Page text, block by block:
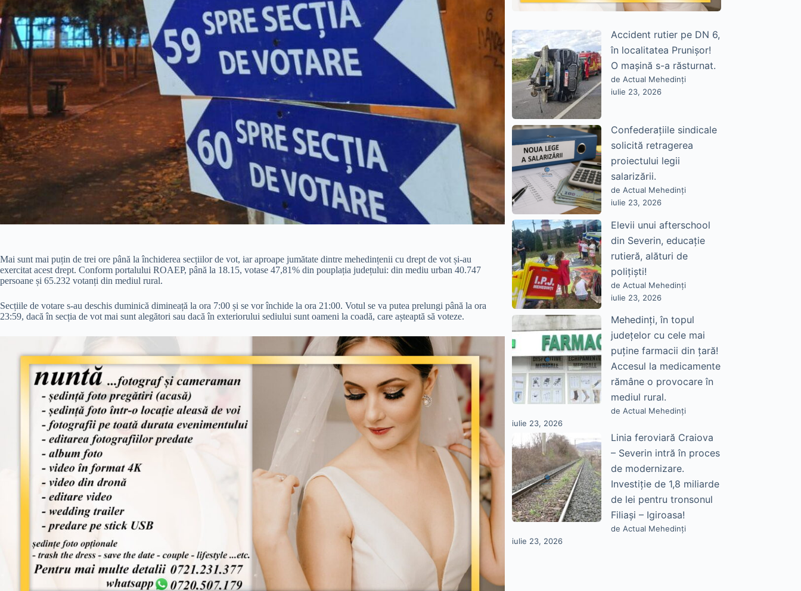
Mai sunt mai puțin de trei ore până la închiderea secțiilor de vot, iar aproape jumătate dintre mehedințenii cu drept de vot și-au
exercitat acest drept. Conform portalului ROAEP, până la 18.15, votase 47,81% din pouplația județului: din mediu urban 40.747
persoane și 65.232 votanți din mediul rural.
Secțiile de votare s-au deschis duminică dimineață la ora 7:00 și se vor închide la ora 21:00. Votul se va putea prelungi până la ora
23:59, dacă în secția de vot mai sunt alegători sau dacă în exteriorului sediului sunt oameni la coadă, care așteaptă să voteze.
Accident rutier pe DN 6,
în localitatea Prunișor!
O mașină s-a răsturnat.
de Actual Mehedinți
iulie 23, 2026
Confederațiile sindicale
solicită retragerea
proiectului legii
salarizării.
de Actual Mehedinți
iulie 23, 2026
Elevii unui afterschool
din Severin, educație
rutieră, alături de
polițiști!
de Actual Mehedinți
iulie 23, 2026
Mehedinți, în topul
județelor cu cele mai
puține farmacii din țară!
Accesul la medicamente
rămâne o provocare în
mediul rural.
de Actual Mehedinți
iulie 23, 2026
Linia feroviară Craiova
– Severin intră în proces
de modernizare.
Investiție de 1,8 miliarde
de lei pentru tronsonul
Filiași – Igiroasa!
de Actual Mehedinți
iulie 23, 2026